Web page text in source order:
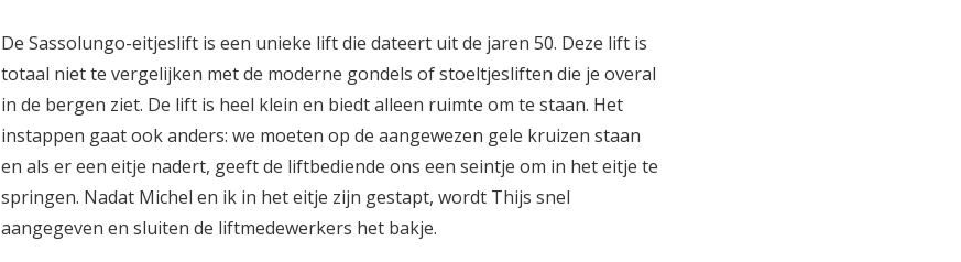
De Sassolungo-eitjeslift is een unieke lift die dateert uit de jaren 50. Deze lift is
totaal niet te vergelijken met de moderne gondels of stoeltjesliften die je overal
in de bergen ziet. De lift is heel klein en biedt alleen ruimte om te staan. Het
instappen gaat ook anders: we moeten op de aangewezen gele kruizen staan
en als er een eitje nadert, geeft de liftbediende ons een seintje om in het eitje te
springen. Nadat Michel en ik in het eitje zijn gestapt, wordt Thijs snel
aangegeven en sluiten de liftmedewerkers het bakje.